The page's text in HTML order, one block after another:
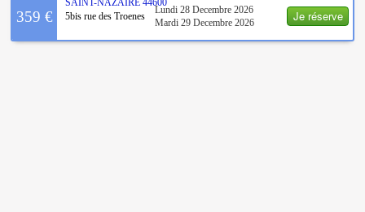
Je réserve
359 €
5bis rue des Troenes
Lundi 28 Decembre 2026
Mardi 29 Decembre 2026